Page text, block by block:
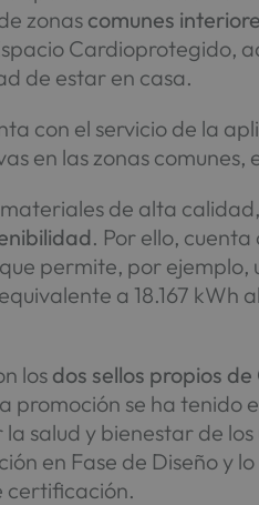
zonas comunes
Cardioprotegido,
de estar en casa.
con el servicio de la
en las zonas comunes,
de alta
. Por ello, cuenta
permite, por
a 18.167 kWh
los dos sellos propios
promoción se ha
salud y bienestar de
en Fase de Diseño y
certificación.